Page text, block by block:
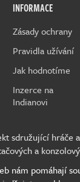
INFORMACE
Zásady ochrany
Pravidla užívání
Jak hodnotíme
Inzerce na
Indianovi
sdružující hráče
a
nám pomáhají